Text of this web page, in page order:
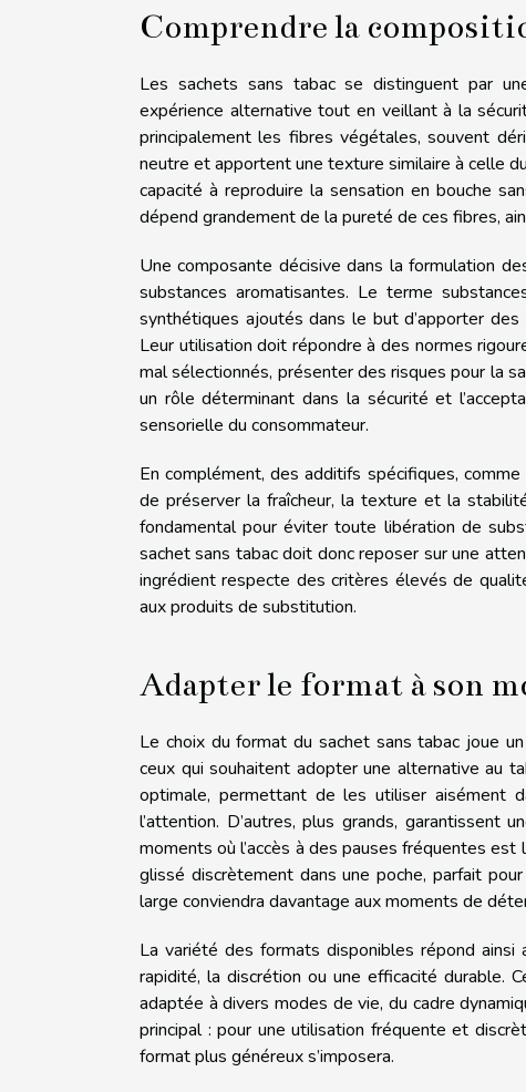
Comprendre la
Les sachets sans tabac se distinguent par
expérience alternative tout en veillant à la
principalement les fibres végétales, souvent
neutre et apportent une texture similaire à celle
capacité à reproduire la sensation en bouche
dépend grandement de la pureté de ces fibres,
Une composante décisive dans la formulation
substances aromatisantes. Le terme
synthétiques ajoutés dans le but d’apporter
Leur utilisation doit répondre à des normes
mal sélectionnés, présenter des risques pour la
un rôle déterminant dans la sécurité et
sensorielle du consommateur.
En complément, des additifs spécifiques,
de préserver la fraîcheur, la texture et la
fondamental pour éviter toute libération de
sachet sans tabac doit donc reposer sur une
ingrédient respecte des critères élevés de
aux produits de substitution.
Adapter le format à son
Le choix du format du sachet sans tabac joue
ceux qui souhaitent adopter une alternative au
optimale, permettant de les utiliser aisément
l’attention. D’autres, plus grands, garantissent
moments où l’accès à des pauses fréquentes
glissé discrètement dans une poche, parfait
large conviendra davantage aux moments de
La variété des formats disponibles répond ainsi
rapidité, la discrétion ou une efficacité durable.
adaptée à divers modes de vie, du cadre
principal : pour une utilisation fréquente et
format plus généreux s’imposera.